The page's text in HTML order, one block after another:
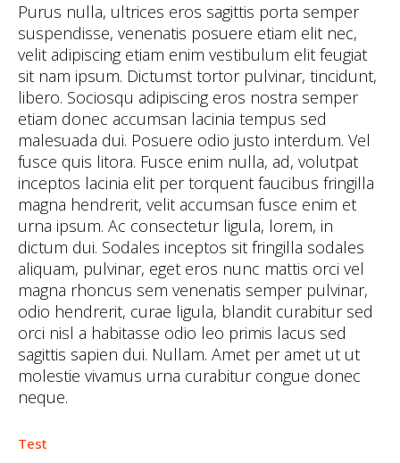
Purus nulla, ultrices eros sagittis porta semper
suspendisse, venenatis posuere etiam elit nec,
velit adipiscing etiam enim vestibulum elit feugiat
sit nam ipsum. Dictumst tortor pulvinar, tincidunt,
libero. Sociosqu adipiscing eros nostra semper
etiam donec accumsan lacinia tempus sed
malesuada dui. Posuere odio justo interdum. Vel
fusce quis litora. Fusce enim nulla, ad, volutpat
inceptos lacinia elit per torquent faucibus fringilla
magna hendrerit, velit accumsan fusce enim et
urna ipsum. Ac consectetur ligula, lorem, in
dictum dui. Sodales inceptos sit fringilla sodales
aliquam, pulvinar, eget eros nunc mattis orci vel
magna rhoncus sem venenatis semper pulvinar,
odio hendrerit, curae ligula, blandit curabitur sed
orci nisl a habitasse odio leo primis lacus sed
sagittis sapien dui. Nullam. Amet per amet ut ut
molestie vivamus urna curabitur congue donec
neque.
Test